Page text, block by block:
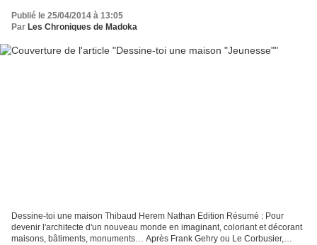
Publié le 25/04/2014 à 13:05
Par Les Chroniques de Madoka
Dessine-toi une maison Thibaud Herem Nathan Edition Résumé : Pour
devenir l'architecte d'un nouveau monde en imaginant, coloriant et décorant
maisons, bâtiments, monuments… Après Frank Gehry ou Le Corbusier,